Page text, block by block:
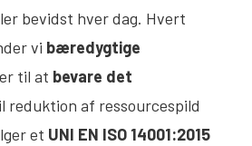
bevidst hver dag. Hvert
vi bæredygtige
til at bevare det
reduktion af ressourcespild
et UNI EN ISO 14001:2015